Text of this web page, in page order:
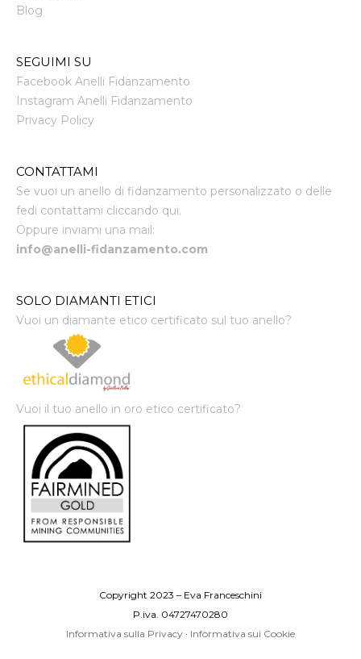
Blog
SEGUIMI SU
Facebook Anelli Fidanzamento
Instagram Anelli Fidanzamento
Privacy Policy
CONTATTAMI
Se vuoi un anello di fidanzamento personalizzato o delle
fedi contattami cliccando qui.
Oppure inviami una mail:
info@anelli-fidanzamento.com
SOLO DIAMANTI ETICI
Vuoi un diamante etico certificato sul tuo anello?
Vuoi il tuo anello in oro etico certificato?
Copyright 2023 – Eva Franceschini
P.iva. 04727470280
Informativa sulla Privacy · Informativa sui Cookie